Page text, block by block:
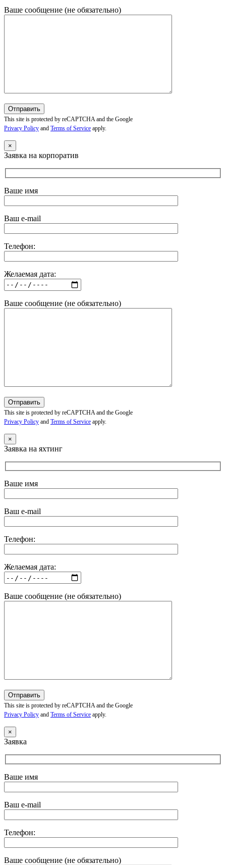
Ваше сообщение (не обязательно)
This site is protected by reCAPTCHA and the Google
Privacy Policy and Terms of Service apply.
×
Заявка на корпоратив
Ваше имя
Ваш e-mail
Телефон:
Желаемая дата:
Ваше сообщение (не обязательно)
This site is protected by reCAPTCHA and the Google
Privacy Policy and Terms of Service apply.
×
Заявка на яхтинг
Ваше имя
Ваш e-mail
Телефон:
Желаемая дата:
Ваше сообщение (не обязательно)
This site is protected by reCAPTCHA and the Google
Privacy Policy and Terms of Service apply.
×
Заявка
Ваше имя
Ваш e-mail
Телефон:
Ваше сообщение (не обязательно)